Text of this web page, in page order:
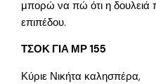
μπορώ να πώ ότι η δουλειά
επιπέδου.
ΤΣΟΚ ΓΙΑ ΜΡ 155
Κύριε Νικήτα καλησπέρα,